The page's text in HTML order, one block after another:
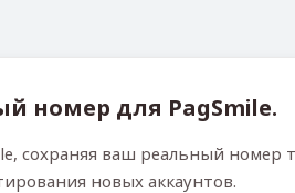
номер для PagSmile.
сохраняя ваш реальный
новых аккаунтов.